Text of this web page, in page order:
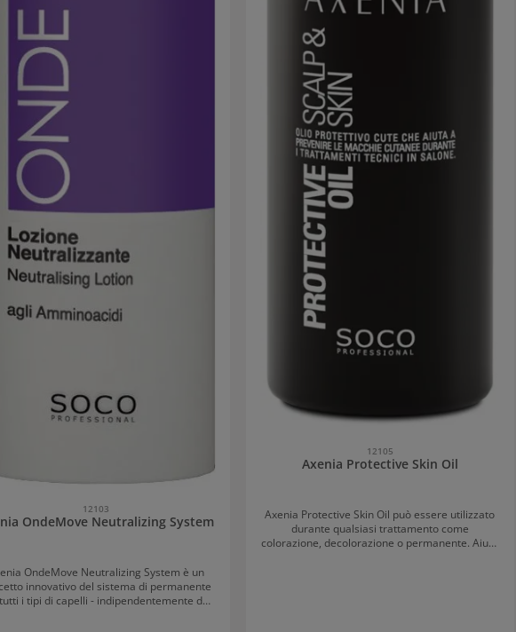
12103
OndeMove Neutralizing System
OndeMove Neutralizing System è un
innovativo del sistema di permanente
i tipi di capelli - indipendentemente dal
12105
Axenia Protective Skin Oil
Axenia Protective Skin Oil può essere utilizzato
durante qualsiasi trattamento come
colorazione, decolorazione o permanente. Aiuta